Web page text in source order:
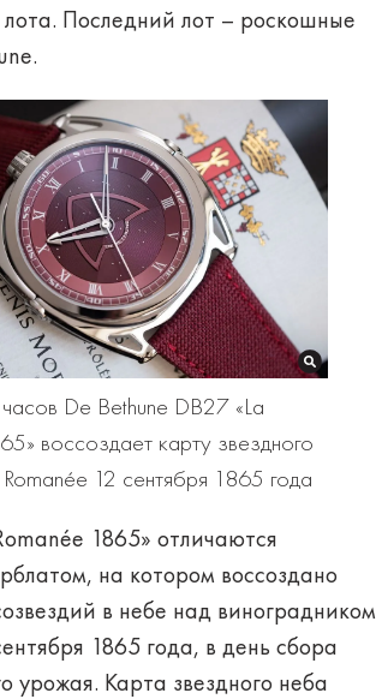
лота. Последний лот – роскошные
De Bethune DB27 «La
воссоздает карту звездного
12 сентября 1865 года
1865» отличаются
на котором воссоздано
в небе над виноградником
1865 года, в день сбора
урожая. Карта звездного неба